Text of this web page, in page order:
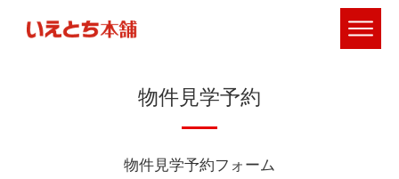
物件見学予約
物件見学予約フォーム